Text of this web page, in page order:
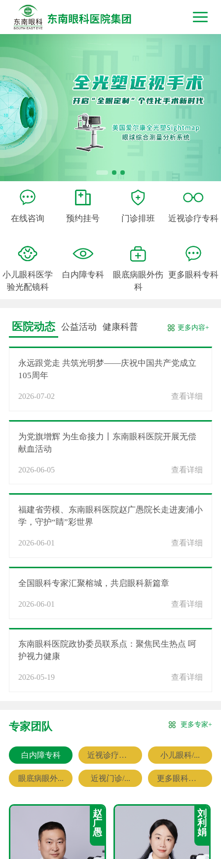
在线咨询 预约挂号 门诊排班 近视诊疗专科
小儿眼科医学
验光配镜科
白内障专科
眼底病眼外伤
科
更多眼科专科
医院动态 公益活动 健康科普 更多内容+
永远跟党走 共筑光明梦——庆祝中国共产党成立
105周年
2026-07-02 查看详细
为党旗增辉 为生命接力丨东南眼科医院开展无偿
献血活动
2026-06-05 查看详细
福建省劳模、东南眼科医院赵广愚院长走进麦浦小
学，守护“睛”彩世界
2026-06-01 查看详细
全国眼科专家汇聚榕城，共启眼科新篇章
2026-06-01 查看详细
东南眼科医院政协委员联系点：聚焦民生热点 呵
护视力健康
2026-05-19 查看详细
专家团队 更多专家+
白内障专科 近视诊疗专科 小儿眼科/...
眼底病眼外... 近视门诊/... 更多眼科专家
赵
广
愚
刘
利
娟